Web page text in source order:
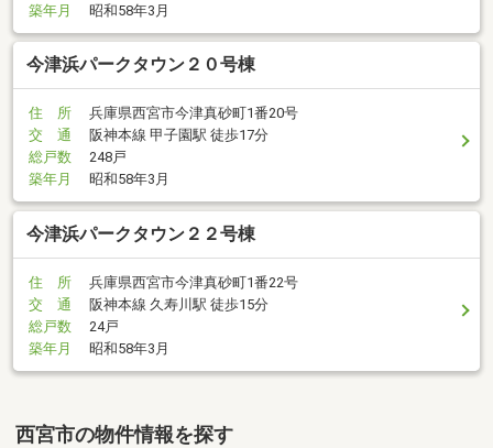
築年月
昭和58年3月
今津浜パークタウン２０号棟
住 所
兵庫県西宮市今津真砂町1番20号
交 通
阪神本線 甲子園駅 徒歩17分
総戸数
248戸
築年月
昭和58年3月
今津浜パークタウン２２号棟
住 所
兵庫県西宮市今津真砂町1番22号
交 通
阪神本線 久寿川駅 徒歩15分
総戸数
24戸
築年月
昭和58年3月
西宮市の物件情報を探す